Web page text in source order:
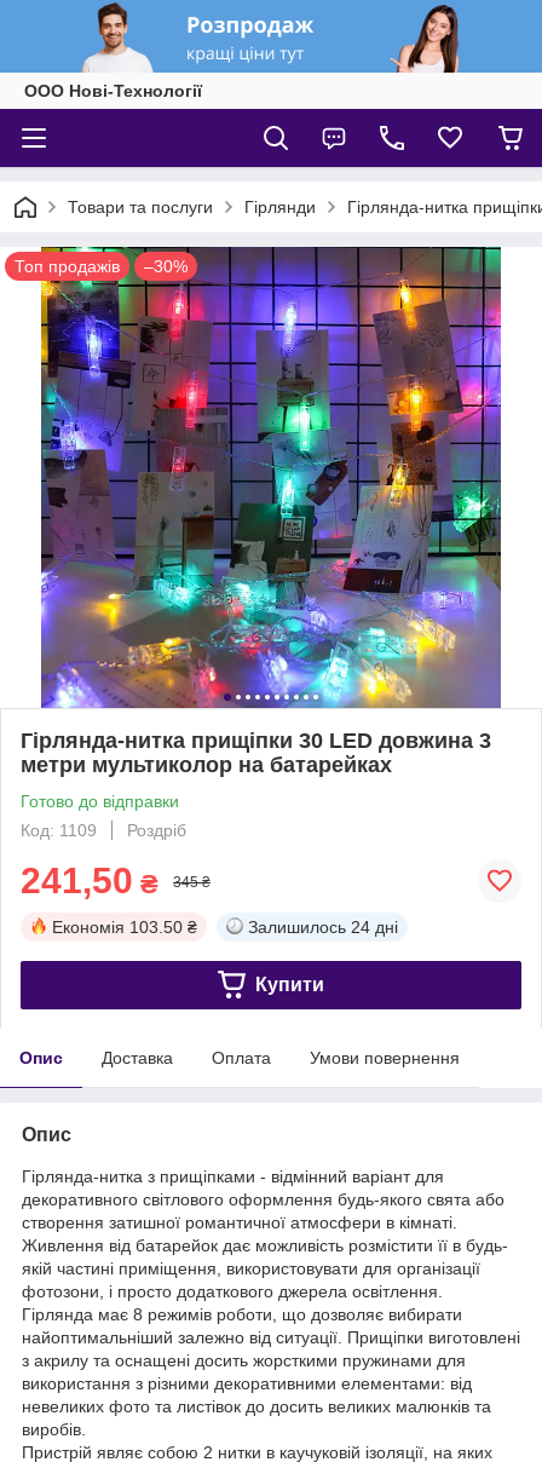
ООО Нові-Технології
Товари та послуги Гірлянди Гірлянда-нитка
Топ продажів –30%
Гірлянда-нитка прищіпки 30 LED довжина 3
метри мультиколор на батарейках
Готово до відправки
Код: 1109
Роздріб
241,50 ₴ 345 ₴
Економія 103.50 ₴ Залишилось 24 дні
Купити
Опис Доставка Оплата Умови повернення
Опис
Гірлянда-нитка з прищіпками - відмінний варіант для
декоративного світлового оформлення будь-якого свята або
створення затишної романтичної атмосфери в кімнаті.
Живлення від батарейок дає можливість розмістити її в будь-
якій частині приміщення, використовувати для організації
фотозони, і просто додаткового джерела освітлення.
Гірлянда має 8 режимів роботи, що дозволяє вибирати
найоптимальніший залежно від ситуації. Прищіпки виготовлені
з акрилу та оснащені досить жорсткими пружинами для
використання з різними декоративними елементами: від
невеликих фото та листівок до досить великих малюнків та
виробів.
Пристрій являє собою 2 нитки в каучуковій ізоляції, на яких